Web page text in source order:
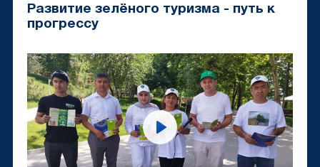
Развитие зелёного туризма - путь к
прогрессу
Play